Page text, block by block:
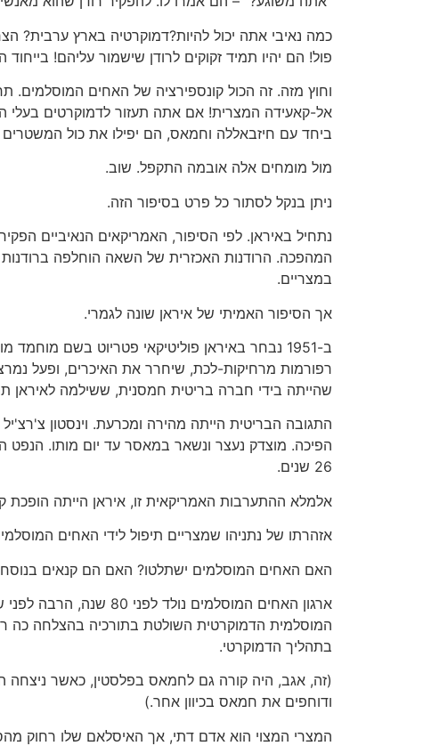
כמה נאיבי אתה יכול להיות?דמוקרטיה בארץ ערבית?
פול! הם יהיו תמיד זקוקים לרודן שישמור עליהם!
וחוץ מזה. זה הכול קונספירציה של האחים
אל-קאעידה המצרית! אם אתה תעזור לדמוקרטים בעלי
ביחד עם חיזבאללה וחמאס, הם יפילו את כול המשטרים
מול מומחים אלה אובמה התקפל. שוב.
ניתן בנקל לסתור כל פרט בסיפור הזה.
נתחיל באיראן. לפי הסיפור, האמריקאים הנאיביים
המהפכה. הרודנות האכזרית של השאה הוחלפה ברודנות
במצריים.
אך הסיפור האמיתי של איראן שונה לגמרי.
ב-1951 נבחר באיראן פוליטיקאי פטריוט בשם
רפורמות מרחיקות-לכת, שיחרר את האיכרים, ופעל
שהייתה בידי חברה בריטית חמסנית, ששילמה לאיראן
הפיכה. מוצדק נעצר ונשאר במאסר עד יום מותו. הנפט
26 שנים.
אלמלא ההתערבות האמריקאית זו, איראן הייתה הופכת
אזהרתו של נתניהו שמצריים תיפול לידי האחים
האם האחים המוסלמים ישתלטו? האם הם קנאים בנוסח
ארגון האחים
המוסלמית הדמוקרטית השולטת בתורכיה בהצלחה כה
בתהליך הדמוקרטי.
(זה, אגב, היה קורה גם לחמאס בפלסטין, כאשר ניצחה
ודוחפים את חמאס בכיוון אחר.)
המצרי המצוי הוא אדם דתי, אך האיסלאם שלו רחוק